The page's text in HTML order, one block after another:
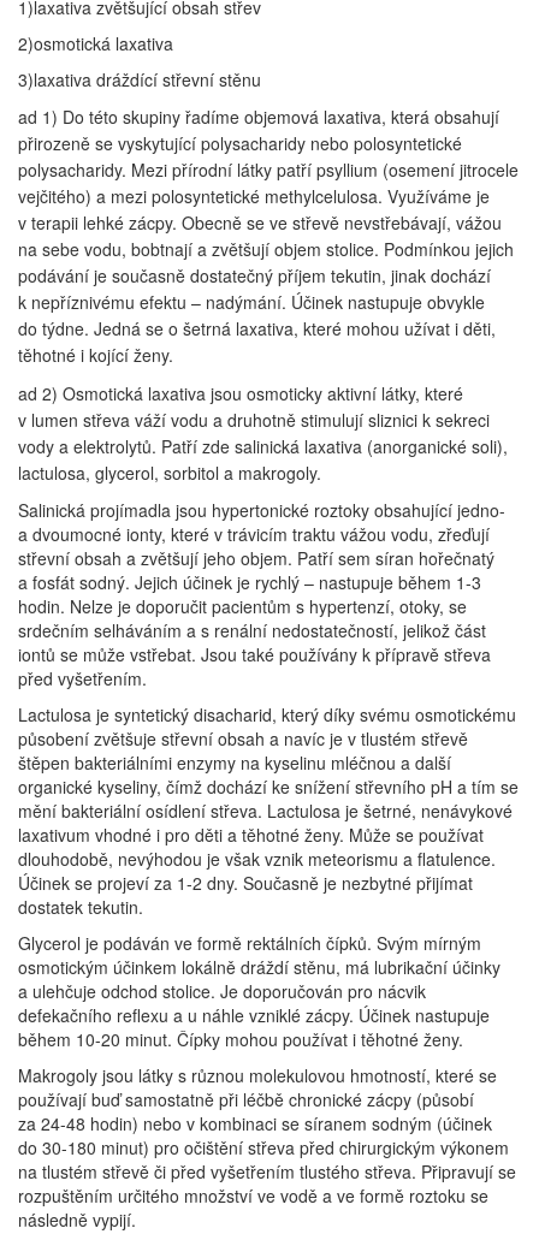
1)laxativa zvětšující obsah střev
2)osmotická laxativa
3)laxativa dráždící střevní stěnu
ad 1) Do této skupiny řadíme objemová laxativa, která obsahují
přirozeně se vyskytující polysacharidy nebo polosyntetické
polysacharidy. Mezi přírodní látky patří psyllium (osemení jitrocele
vejčitého) a mezi polosyntetické methylcelulosa. Využíváme je
v terapii lehké zácpy. Obecně se ve střevě nevstřebávají, vážou
na sebe vodu, bobtnají a zvětšují objem stolice. Podmínkou jejich
podávání je současně dostatečný příjem tekutin, jinak dochází
k nepříznivému efektu – nadýmání. Účinek nastupuje obvykle
do týdne. Jedná se o šetrná laxativa, které mohou užívat i děti,
těhotné i kojící ženy.
ad 2) Osmotická laxativa jsou osmoticky aktivní látky, které
v lumen střeva váží vodu a druhotně stimulují sliznici k sekreci
vody a elektrolytů. Patří zde salinická laxativa (anorganické soli),
lactulosa, glycerol, sorbitol a makrogoly.
Salinická projímadla jsou hypertonické roztoky obsahující jedno-
a dvoumocné ionty, které v trávicím traktu vážou vodu, zřeďují
střevní obsah a zvětšují jeho objem. Patří sem síran hořečnatý
a fosfát sodný. Jejich účinek je rychlý – nastupuje během 1-3
hodin. Nelze je doporučit pacientům s hypertenzí, otoky, se
srdečním selháváním a s renální nedostatečností, jelikož část
iontů se může vstřebat. Jsou také používány k přípravě střeva
před vyšetřením.
Lactulosa je syntetický disacharid, který díky svému osmotickému
působení zvětšuje střevní obsah a navíc je v tlustém střevě
štěpen bakteriálními enzymy na kyselinu mléčnou a další
organické kyseliny, čímž dochází ke snížení střevního pH a tím se
mění bakteriální osídlení střeva. Lactulosa je šetrné, nenávykové
laxativum vhodné i pro děti a těhotné ženy. Může se používat
dlouhodobě, nevýhodou je však vznik meteorismu a flatulence.
Účinek se projeví za 1-2 dny. Současně je nezbytné přijímat
dostatek tekutin.
Glycerol je podáván ve formě rektálních čípků. Svým mírným
osmotickým účinkem lokálně dráždí stěnu, má lubrikační účinky
a ulehčuje odchod stolice. Je doporučován pro nácvik
defekačního reflexu a u náhle vzniklé zácpy. Účinek nastupuje
během 10-20 minut. Čípky mohou používat i těhotné ženy.
Makrogoly jsou látky s různou molekulovou hmotností, které se
používají buď samostatně při léčbě chronické zácpy (působí
za 24-48 hodin) nebo v kombinaci se síranem sodným (účinek
do 30-180 minut) pro očištění střeva před chirurgickým výkonem
na tlustém střevě či před vyšetřením tlustého střeva. Připravují se
rozpuštěním určitého množství ve vodě a ve formě roztoku se
následně vypijí.